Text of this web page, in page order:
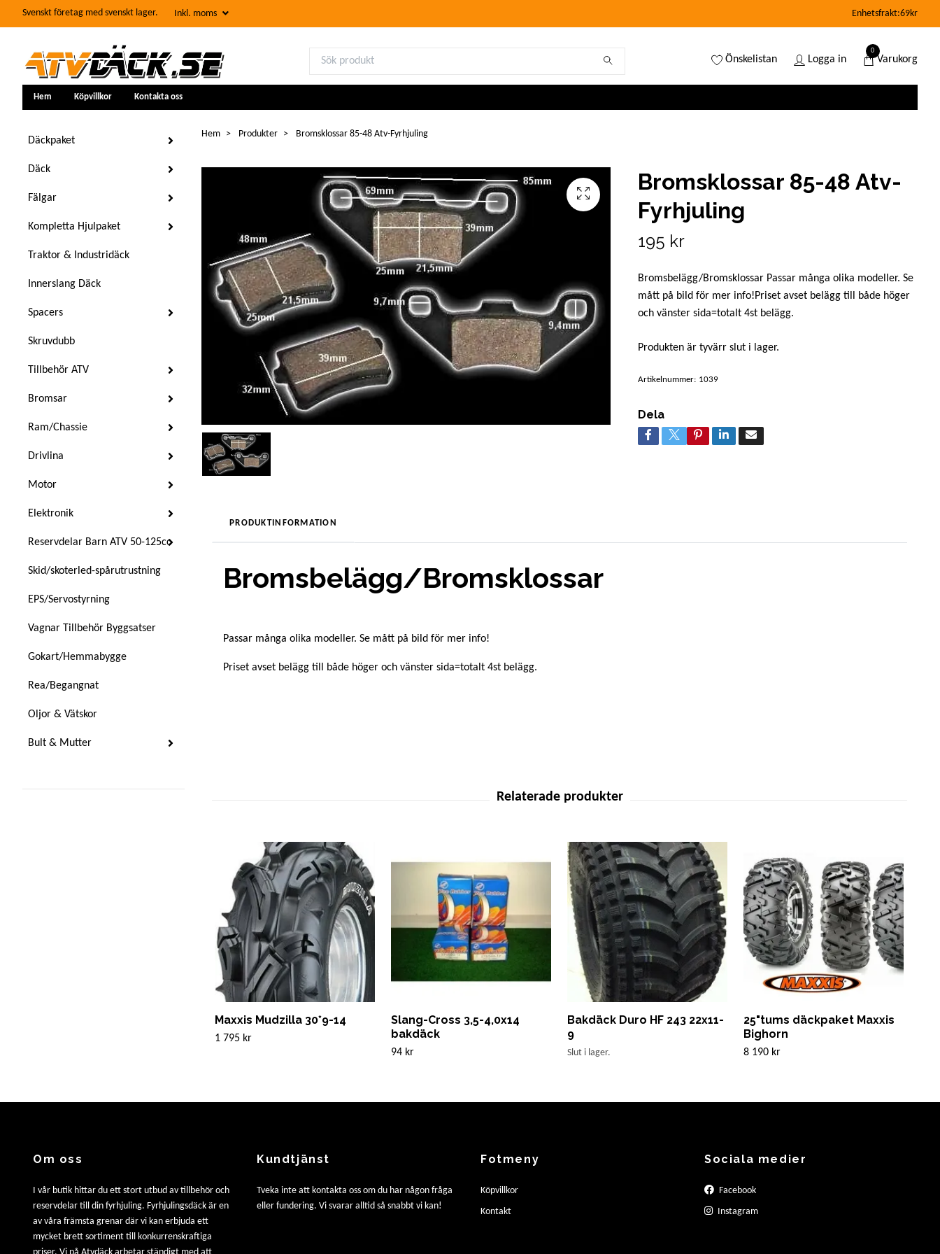
Svenskt företag med svenskt lager. Inkl. moms Enhetsfrakt:69kr
Önskelistan Logga in
0
Varukorg
Hem Köpvillkor Kontakta oss
Däckpaket
Däck
Fälgar
Kompletta Hjulpaket
Traktor & Industridäck
Innerslang Däck
Spacers
Skruvdubb
Tillbehör ATV
Bromsar
Ram/Chassie
Drivlina
Motor
Elektronik
Reservdelar Barn ATV 50-125cc
Skid/skoterled-spårutrustning
EPS/Servostyrning
Vagnar Tillbehör Byggsatser
Gokart/Hemmabygge
Rea/Begangnat
Oljor & Vätskor
Bult & Mutter
Hem Produkter Bromsklossar 85-48 Atv-Fyrhjuling
Bromsklossar 85-48 Atv-
Fyrhjuling
195 kr
Bromsbelägg/Bromsklossar Passar många olika modeller. Se
mått på bild för mer info!Priset avset belägg till både höger
och vänster sida=totalt 4st belägg.
Produkten är tyvärr slut i lager.
Artikelnummer: 1039
Dela
PRODUKTINFORMATION
Bromsbelägg/Bromsklossar
Passar många olika modeller. Se mått på bild för mer info!
Priset avset belägg till både höger och vänster sida=totalt 4st belägg.
Maxxis Mudzilla 30*9-14
1 795 kr
Slang-Cross 3,5-4,0x14
bakdäck
94 kr
Bakdäck Duro HF 243 22x11-
9
Slut i lager.
25"tums däckpaket Maxxis
Bighorn
8 190 kr
Om oss
I vår butik hittar du ett stort utbud av tillbehör och
reservdelar till din fyrhjuling. Fyrhjulingsdäck är en
av våra främsta grenar där vi kan erbjuda ett
mycket brett sortiment till konkurrenskraftiga
Kundtjänst
Tveka inte att kontakta oss om du har någon fråga
eller fundering. Vi svarar alltid så snabbt vi kan!
Fotmeny
Köpvillkor
Kontakt
Sociala medier
Facebook
Instagram